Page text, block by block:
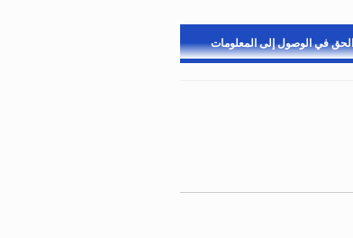
الحق في الوصول إلى المعلومات